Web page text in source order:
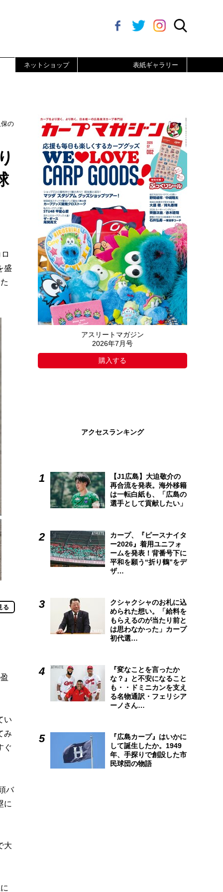
ネットショップ 表紙ギャラリー
の
盛
る
い
み
ぐ
バ
に
大
アスリートマガジン
2026年7月号
購入する
アクセスランキング
【J1広島】大迫敬介の
再合流を発表。海外移籍
は一転白紙も、「広島の
選手として貢献したい」
カープ、『ピースナイタ
ー2026』着用ユニフォ
ームを発表！背番号下に
平和を願う“折り鶴”をデ
ザ…
クシャクシャのお札に込
められた想い。「給料を
もらえるのが当たり前と
は思わなかった」カープ
初代選…
『変なことを言ったか
な？』と不安になること
も・・ドミニカンを支え
る名物通訳・フェリシア
ーノさん…
『広島カープ』はいかに
して誕生したか。1949
年、手探りで創設した市
民球団の物語